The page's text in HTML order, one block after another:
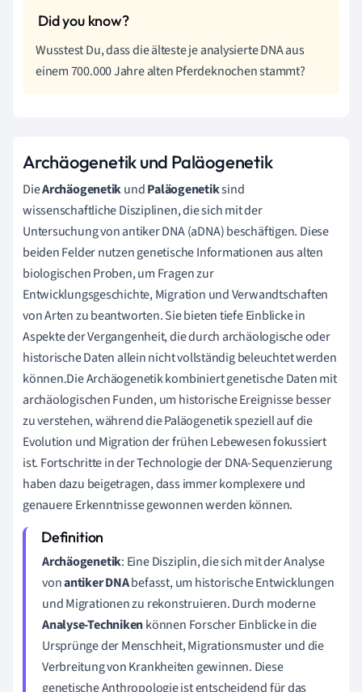
Wusstest Du, dass die älteste je analysierte DNA aus
einem 700.000 Jahre alten Pferdeknochen stammt?
Archäogenetik und Paläogenetik
DieArchäogenetikundPaläogenetiksind
wissenschaftliche Disziplinen, die sich mit der
Untersuchung von antiker DNA (aDNA) beschäftigen. Diese
beiden Felder nutzen genetische Informationen aus alten
biologischen Proben, um Fragen zur
Entwicklungsgeschichte, Migration und Verwandtschaften
von Arten zu beantworten. Sie bieten tiefe Einblicke in
Aspekte der Vergangenheit, die durch archäologische oder
historische Daten allein nicht vollständig beleuchtet werden
können.Die Archäogenetik kombiniert genetische Daten mit
archäologischen Funden, um historische Ereignisse besser
zu verstehen, während die Paläogenetik speziell auf die
Evolution und Migration der frühen Lebewesen fokussiert
ist. Fortschritte in der Technologie der DNA-Sequenzierung
haben dazu beigetragen, dass immer komplexere und
genauere Erkenntnisse gewonnen werden können.
Archäogenetik: Eine Disziplin, die sich mit der Analyse
vonantiker DNAbefasst, um historische Entwicklungen
und Migrationen zu rekonstruieren. Durch moderne
Analyse-Technikenkönnen Forscher Einblicke in die
Ursprünge der Menschheit, Migrationsmuster und die
Verbreitung von Krankheiten gewinnen. Diese
genetische Anthropologie ist entscheidend für das